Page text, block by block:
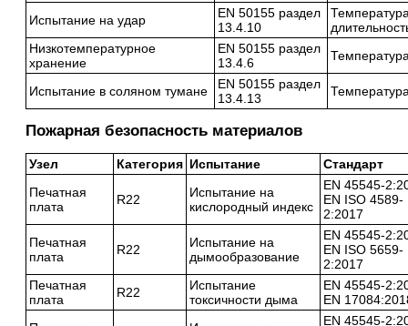
Испытание на удар
EN 50155 раздел
13.4.10
Низкотемпературное
хранение
EN 50155 раздел
13.4.6
Испытание в соляном тумане
EN 50155 раздел
13.4.13
Пожарная безопасность материалов
Узел Категория Испытание
Стандарт
Печатная
плата
R22
Испытание на
кислородный индекс
EN 45545-
EN ISO 4589-
2:2017
Печатная
плата
R22
Испытание на
дымообразование
EN 45545-
EN ISO 5659-
2:2017
Печатная
плата
R22
Испытание
токсичности дыма
EN 45545-
EN
EN 45545-